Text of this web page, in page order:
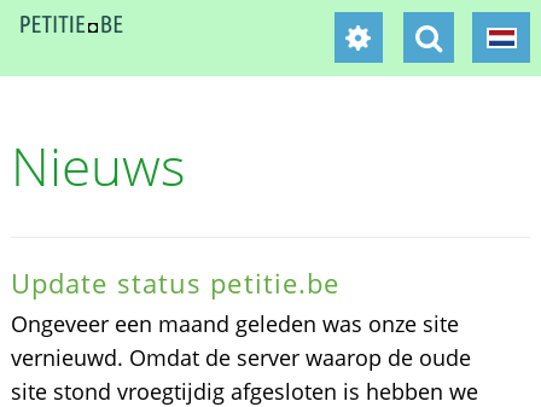
Nieuws
Update status petitie.be
Ongeveer een maand geleden was onze site
vernieuwd. Omdat de server waarop de oude
site stond vroegtijdig afgesloten is hebben we